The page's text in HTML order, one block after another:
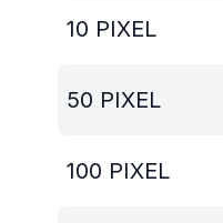
10 PIXEL
50 PIXEL
100 PIXEL